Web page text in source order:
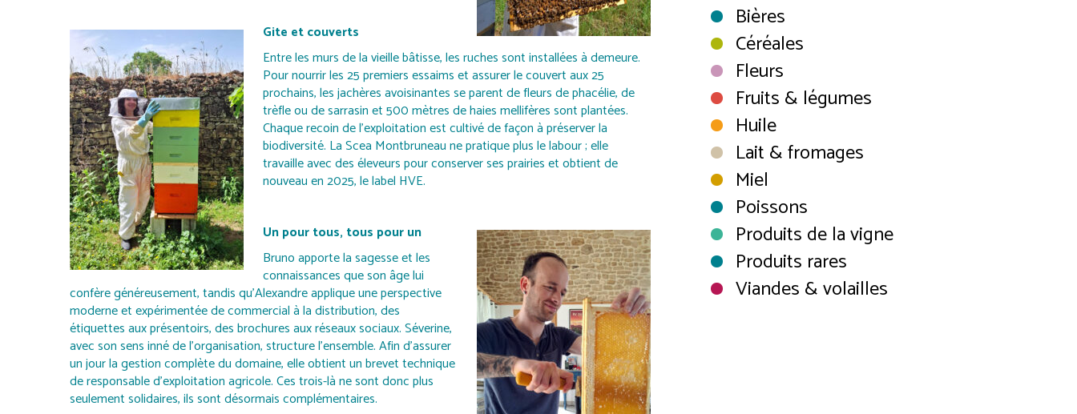
Gite et couverts
Entre les murs de la vieille bâtisse, les ruches sont installées à demeure.
Pour nourrir les 25 premiers essaims et assurer le couvert aux 25
prochains, les jachères avoisinantes se parent de fleurs de phacélie, de
trèfle ou de sarrasin et 500 mètres de haies mellifères sont plantées.
Chaque recoin de l’exploitation est cultivé de façon à préserver la
biodiversité. La Scea Montbruneau ne pratique plus le labour ; elle
travaille avec des éleveurs pour conserver ses prairies et obtient de
nouveau en 2025, le label HVE.
Un pour tous, tous pour un
Bruno apporte la sagesse et les
connaissances que son âge lui
confère généreusement, tandis qu’Alexandre applique une perspective
moderne et expérimentée de commercial à la distribution, des
étiquettes aux présentoirs, des brochures aux réseaux sociaux. Séverine,
avec son sens inné de l’organisation, structure l’ensemble. Afin d’assurer
un jour la gestion complète du domaine, elle obtient un brevet technique
de responsable d’exploitation agricole. Ces trois-là ne sont donc plus
seulement solidaires, ils sont désormais complémentaires.
Bières
Céréales
Fleurs
Fruits & légumes
Huile
Lait & fromages
Miel
Poissons
Produits de la vigne
Produits rares
Viandes & volailles